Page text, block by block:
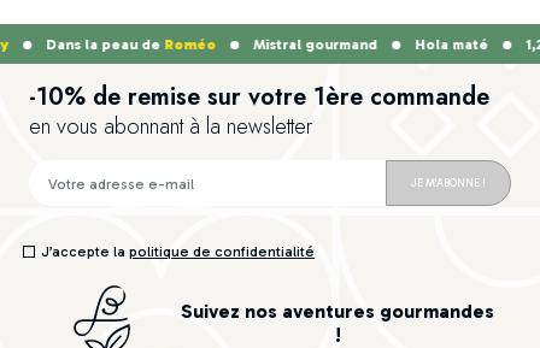
Dans la peau deRoméo Mistral gourmand Hola maté
-10% de remise sur votre 1ère commande
en vous abonnant à la newsletter
JE M'ABONNE !
J’accepte la politique de confidentialité
Suivez nos aventures gourmandes
!